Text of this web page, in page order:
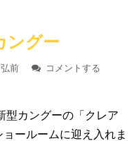
ングー
前
コメントする
カングーの「クレア
ールームに迎え入れま